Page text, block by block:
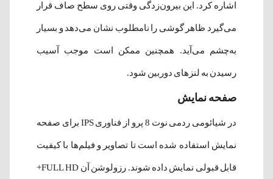
اشاره کرد. این بیرون‌زدگی وقتی روی سطح صاف قرار
می‌گیرد ظاهر گوشی را نامطلوب نشان می‌دهد و بسیار
به‌چشم می‌آید. همچنین ممکن است موجب آسیب
رسیدن به لنز‌‌های دوربین شود.
صفحه نمایش
در شیائومی ردمی نوت 8 پرو از فناوری IPS برای صفحه
نمایش استفاده شده‌ است تا تصاویر و فیلم‌ها با کیفیت
قابل قبولی نمایش داده شوند. رزولوشن آن FULL HD+